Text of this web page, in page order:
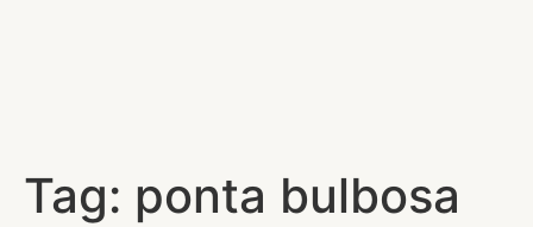
Tag: ponta bulbosa